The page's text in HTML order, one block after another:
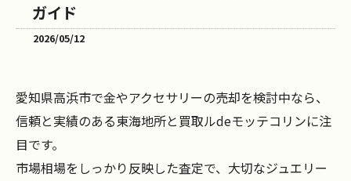
ガイド
2026/05/12
愛知県高浜市で金やアクセサリーの売却を検討中なら、
信頼と実績のある東海地所と買取ルdeモッテコリンに注
目です。
市場相場をしっかり反映した査定で、大切なジュエリー